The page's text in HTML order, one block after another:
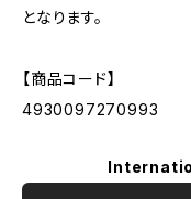
となります。
【商品コード】
4930097270993